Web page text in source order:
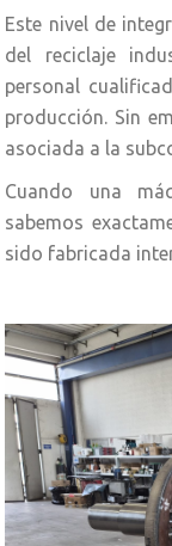
Este nivel de
del reciclaje
personal
producción. Sin
asociada a la
Cuando una
sabemos
sido fabricada